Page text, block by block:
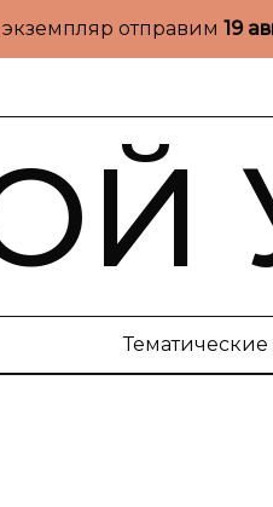
отправим 19